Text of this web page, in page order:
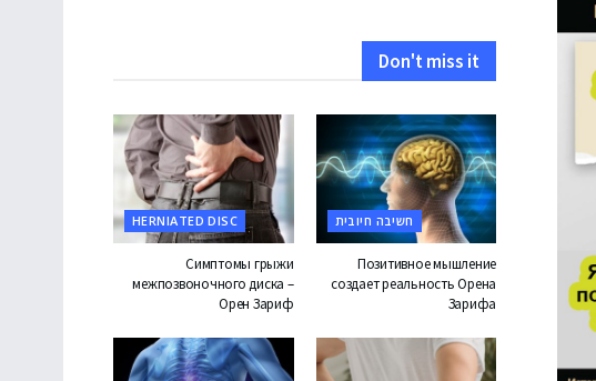
Don't miss it
חשיבה חיובית
Позитивное мышление
создает реальность Орена
Зарифа
HERNIATED DISC
Симптомы грыжи
межпозвоночного диска –
Орен Зариф